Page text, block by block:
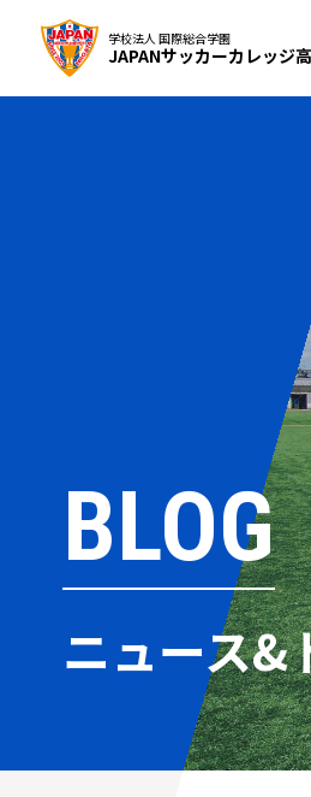
学校法人 国際総合学園
JAPANサッカーカレッジ
BLOG
ニュース&